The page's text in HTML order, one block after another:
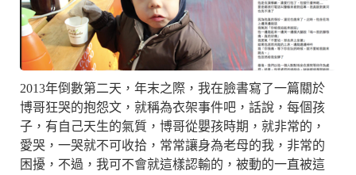
2013年倒數第二天，年末之際，我在臉書寫了一篇關於
博哥狂哭的抱怨文，就稱為衣架事件吧，話說，每個孩
子，有自己天生的氣質，博哥從嬰孩時期，就非常的，
愛哭，一哭就不可收拾，常常讓身為老母的我，非常的
困擾，不過，我可不會就這樣認輸的，被動的一直被這